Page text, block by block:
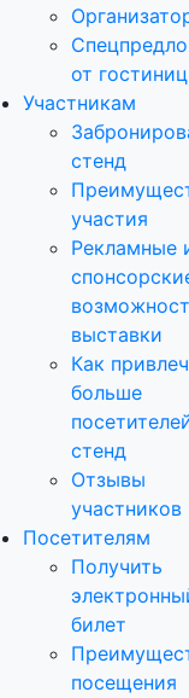
от гостиниц
Участникам
стенд
участия
Рекламные
выставки
Как
больше
стенд
Отзывы
участников
Посетителям
Получить
билет
посещения